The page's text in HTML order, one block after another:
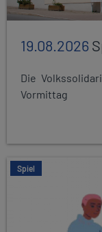
19.08.2026
Die
Vormittag
Spiel